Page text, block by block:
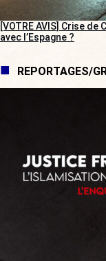
[VOTRE AVIS] Crise
avec l’Espagne ?
REPORTAGES/